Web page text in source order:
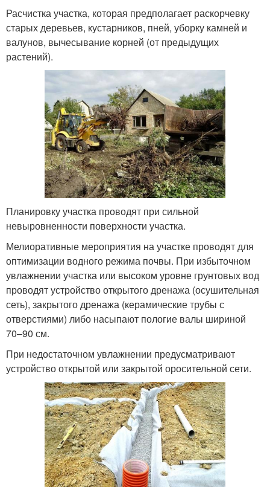
Расчистка участка, которая предполагает раскорчевку
старых деревьев, кустарников, пней, уборку камней и
валунов, вычесывание корней (от предыдущих
растений).
Планировку участка проводят при сильной
невыровненности поверхности участка.
Мелиоративные мероприятия на участке проводят для
оптимизации водного режима почвы. При избыточном
увлажнении участка или высоком уровне грунтовых вод
проводят устройство открытого дренажа (осушительная
сеть), закрытого дренажа (керамические трубы с
отверстиями) либо насыпают пологие валы шириной
70–90 см.
При недостаточном увлажнении предусматривают
устройство открытой или закрытой оросительной сети.